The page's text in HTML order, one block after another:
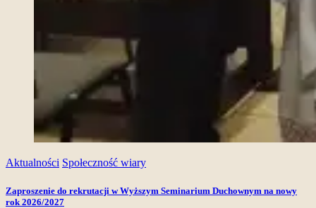
Aktualności Społeczność wiary
Zaproszenie do rekrutacji w Wyższym Seminarium Duchownym na nowy
rok 2026/2027